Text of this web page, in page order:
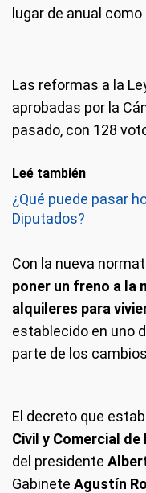
lugar de anual
Las reformas a la
aprobadas por la
pasado, con 128
Leé también
¿Qué puede pasar
Diputados?
Con la nueva
poner un freno a la
alquileres para
establecido en uno
parte de los
El decreto que
Civil y Comercial de
del presidente
Gabinete Agustín